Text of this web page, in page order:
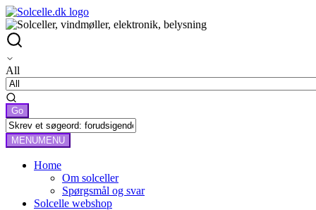
All
MENUMENU
Home
Om solceller
Spørgsmål og svar
Solcelle webshop